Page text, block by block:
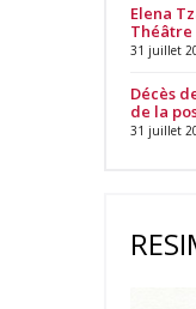
Elena
31 juillet
Décès
de la
31 juillet